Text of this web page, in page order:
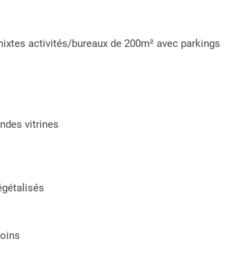
activités/bureaux de 200m² avec parkings
vitrines